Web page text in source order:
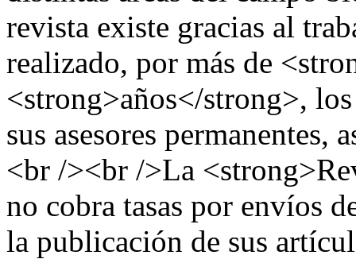
revista existe gracias al
realizado, por más de
<strong>años</strong>,
sus asesores permanentes,
<br /><br />La
no cobra tasas por envíos
la publicación de sus